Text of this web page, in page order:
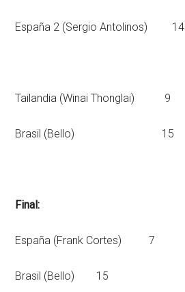
España 2 (Sergio Antolinos) 14
Tailandia (Winai Thonglai) 9
Brasil (Bello) 15
Final:
España (Frank Cortes) 7
Brasil (Bello) 15